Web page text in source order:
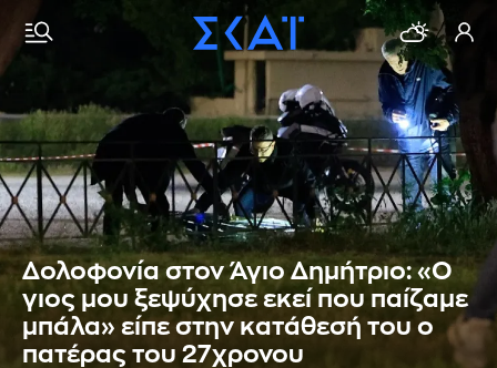
Δολοφονία στον Άγιο Δημήτριο: «Ο
γιος μου ξεψύχησε εκεί που παίζαμε
μπάλα» είπε στην κατάθεσή του ο
πατέρας του 27χρονου